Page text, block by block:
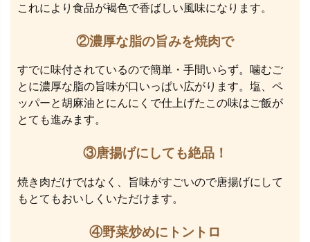
これにより食品が褐色で香ばしい風味になります。
②濃厚な脂の旨みを焼肉で
すでに味付されているので簡単・手間いらず。噛むご
とに濃厚な脂の旨味が口いっぱい広がります。塩、ペ
ッパーと胡麻油とにんにくで仕上げたこの味はご飯が
とても進みます。
③唐揚げにしても絶品！
焼き肉だけではなく、旨味がすごいので唐揚げにして
もとてもおいしくいただけます。
④野菜炒めにトントロ